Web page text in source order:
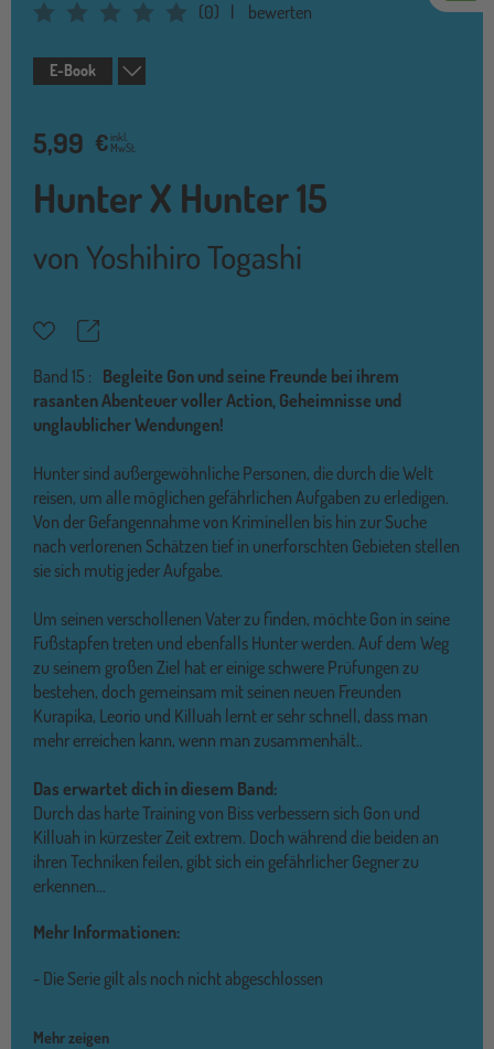
Average Rating: 0 (0) bewerten
E-Book
5,99 €inkl.
MwSt.
Hunter X Hunter 15
vonYoshihiro Togashi
MerkzettelTeilen
Band 15 : Begleite Gon und seine Freunde bei ihrem
rasanten Abenteuer voller Action, Geheimnisse und
unglaublicher Wendungen!
Hunter sind außergewöhnliche Personen, die durch die Welt
reisen, um alle möglichen gefährlichen Aufgaben zu erledigen.
Von der Gefangennahme von Kriminellen bis hin zur Suche
nach verlorenen Schätzen tief in unerforschten Gebieten stellen
sie sich mutig jeder Aufgabe.
Um seinen verschollenen Vater zu finden, möchte Gon in seine
Fußstapfen treten und ebenfalls Hunter werden. Auf dem Weg
zu seinem großen Ziel hat er einige schwere Prüfungen zu
bestehen, doch gemeinsam mit seinen neuen Freunden
Kurapika, Leorio und Killuah lernt er sehr schnell, dass man
mehr erreichen kann, wenn man zusammenhält..
Das erwartet dich in diesem Band:
Durch das harte Training von Biss verbessern sich Gon und
Killuah in kürzester Zeit extrem. Doch während die beiden an
ihren Techniken feilen, gibt sich ein gefährlicher Gegner zu
erkennen...
Mehr Informationen:
- Die Serie gilt als noch nicht abgeschlossen
Mehr zeigen